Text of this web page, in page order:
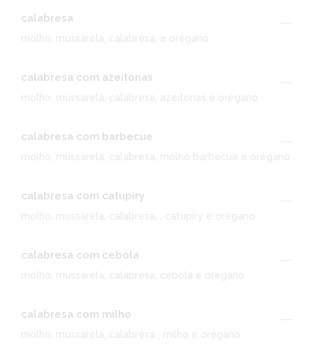
calabresa
---
molho, mussarela, calabresa, e orégano
calabresa com azeitonas
---
molho, mussarela, calabresa, azeitonas e orégano
calabresa com barbecue
---
molho, mussarela, calabresa, molho barbecue e orégano
calabresa com catupiry
---
molho, mussarela, calabresa, , catupiry e orégano
calabresa com cebola
---
molho, mussarela, calabresa, cebola e orégano
calabresa com milho
---
molho, mussarela, calabresa , milho e orégano